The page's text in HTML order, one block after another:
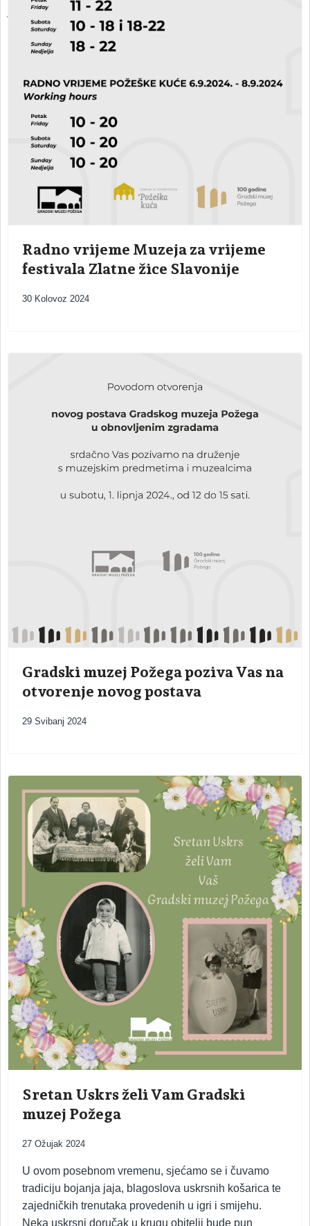
ARHEOLOŠKI ODJEL – odjel s kojim započinje povijest muzeja
Radno vrijeme Muzeja za vrijeme
festivala Zlatne žice Slavonije
30 Kolovoz 2024
Gradski muzej Požega poziva Vas na
otvorenje novog postava
29 Svibanj 2024
Sretan Uskrs želi Vam Gradski
muzej Požega
27 Ožujak 2024
U ovom posebnom vremenu, sjećamo se i čuvamo
tradiciju bojanja jaja, blagoslova uskrsnih košarica te
zajedničkih trenutaka provedenih u igri i smijehu.
Neka uskrsni doručak u krugu obitelji bude pun